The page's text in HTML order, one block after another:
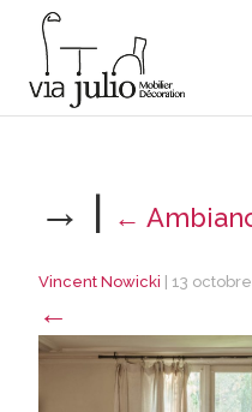
→ | ←
Vincent Nowicki 13
←